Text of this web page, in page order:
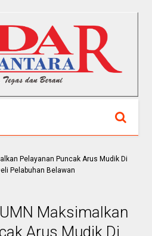
Maksimalkan
Arus Mudik Di